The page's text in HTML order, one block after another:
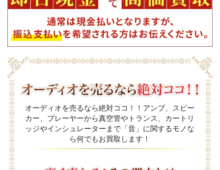
オーディオを売るなら絶対ココ！！アンプ、スピー
カー、プレーヤーから真空管やトランス、カートリ
ッジやインシュレーターまで「音」に関するモノな
ら何でもお買取します！